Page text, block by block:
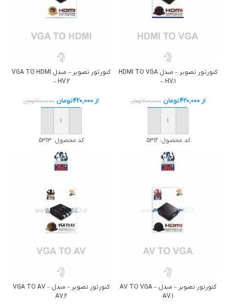
كنورتور تصوير – مبدل HDMI TO VGA
– HV.1
از420,000تومان 700,000تومان
خرید
کد محصول:5312
كنورتور تصوير – مبدل VGA TO HDMI
– HV.2
از420,000تومان 700,000تومان
خرید
کد محصول: 5313
كنورتور تصوير – مبدل AV TO VGA –
AV.1
كنورتور تصوير – مبدل VGA TO AV –
AV.2